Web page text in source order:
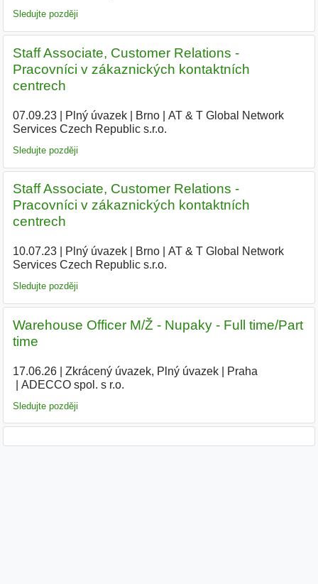
Sledujte později
Staff Associate, Customer Relations -
Pracovníci v zákaznických kontaktních
centrech
07.09.23| Plný úvazek| Brno|
AT & T Global Network
Services Czech Republic s.r.o.
Sledujte později
Staff Associate, Customer Relations -
Pracovníci v zákaznických kontaktních
centrech
10.07.23| Plný úvazek| Brno|
AT & T Global Network
Services Czech Republic s.r.o.
Sledujte později
Warehouse Officer M/Ž - Nupaky - Full time/Part
time
17.06.26| Zkrácený úvazek, Plný úvazek| Praha
ADECCO spol. s r.o.
Sledujte později